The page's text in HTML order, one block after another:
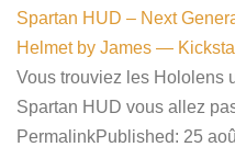
Spartan HUD – Next
Helmet by James —
Vous trouviez les Hololens
Spartan HUD vous allez
PermalinkPublished: 25